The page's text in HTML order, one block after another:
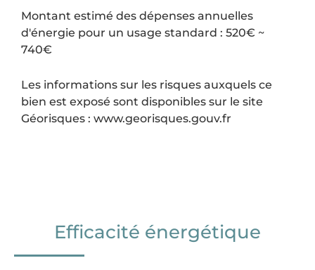
Montant estimé des dépenses annuelles
d'énergie pour un usage standard : 520€ ~
740€
Les informations sur les risques auxquels ce
bien est exposé sont disponibles sur le site
Géorisques : www.georisques.gouv.fr
Efficacité énergétique